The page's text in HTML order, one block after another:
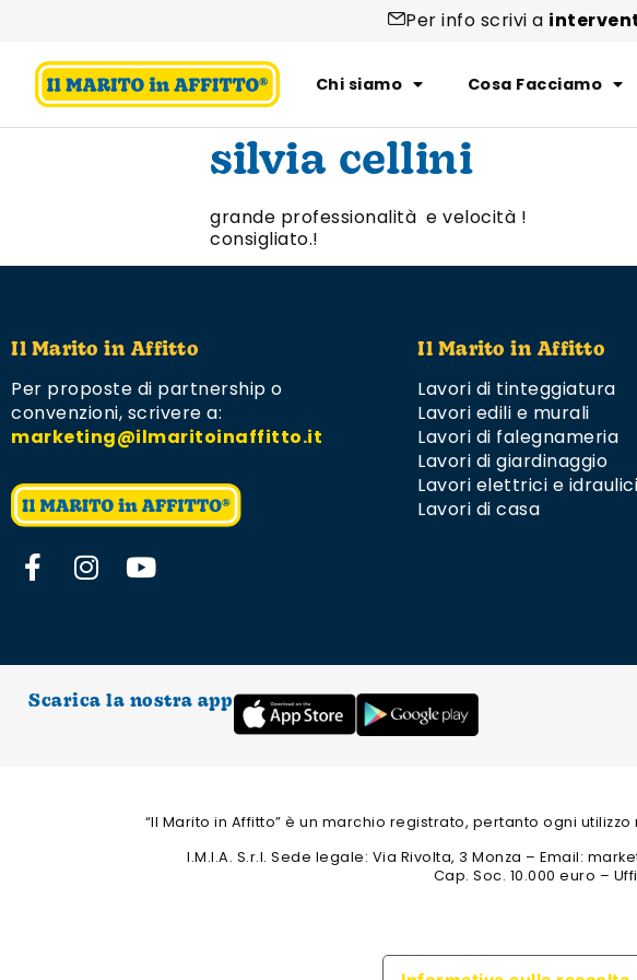
Per info scrivi a
Chi siamo Cosa Facciamo
silvia cellini
grande professionalità e velocità !
consigliato.!
Il Marito in Affitto
Per proposte di partnership o
convenzioni, scrivere a:
marketing@ilmaritoinaffitto.it
Il Marito in Affitto
Lavori di tinteggiatura
Lavori edili e murali
Lavori di falegnameria
Lavori di giardinaggio
Lavori elettrici e idraulici
Lavori di casa
Scarica la nostra app
“Il Marito in Affitto” è un marchio registrato, pertanto ogni
I.M.I.A. S.r.l. Sede legale: Via Rivolta, 3 Monza – Email:
Cap. Soc. 10.000 euro –